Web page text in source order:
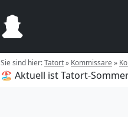
Sie sind hier:Tatort» Kommissare»
🏖️ Aktuell ist Tatort-